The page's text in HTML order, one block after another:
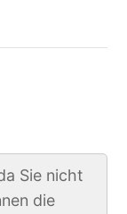
Sie nicht
die